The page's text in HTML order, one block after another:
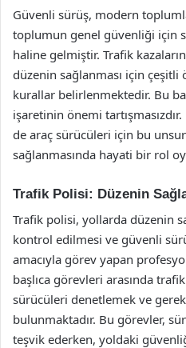
Güvenli sürüş, modern
toplumun genel güvenliği için
haline gelmiştir. Trafik
düzenin sağlanması için çeşitli
kurallar belirlenmektedir. Bu
işaretinin önemi
de araç sürücüleri için bu
sağlanmasında hayati bir rol
Trafik Polisi: Düzenin
Trafik polisi, yollarda düzenin
kontrol edilmesi ve güvenli
amacıyla görev yapan
başlıca görevleri arasında
sürücüleri denetlemek ve
bulunmaktadır. Bu görevler,
teşvik ederken, yoldaki